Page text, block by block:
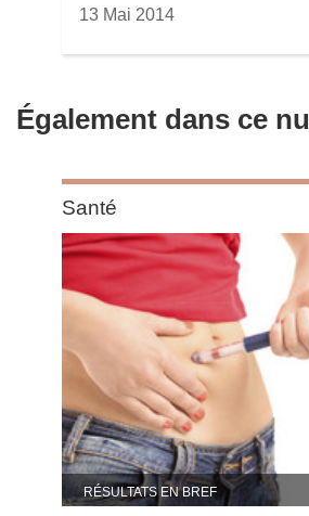
13 Mai 2014
Également dans ce
Category:
Santé
Santé
RÉSULTATS EN BREF